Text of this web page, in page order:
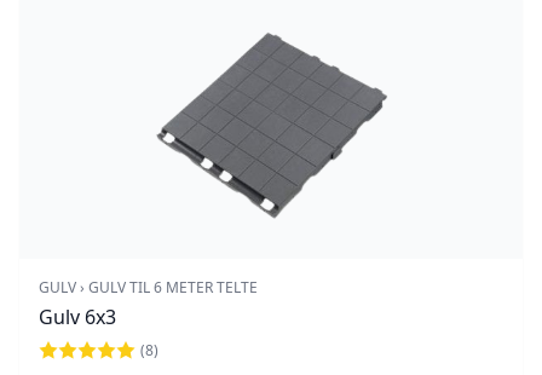
GULV › GULV TIL 6 METER TELTE
Gulv 6x3
(8)